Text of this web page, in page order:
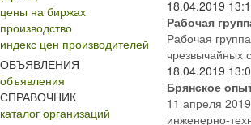
цены на биржах
производство
индекс цен производителей
ОБЪЯВЛЕНИЯ
объявления
СПРАВОЧНИК
каталог организаций
18.04.2019
Рабочая
Рабочая
чрезвычайных
18.04.2019
Брянское
11 апреля
инженерно-